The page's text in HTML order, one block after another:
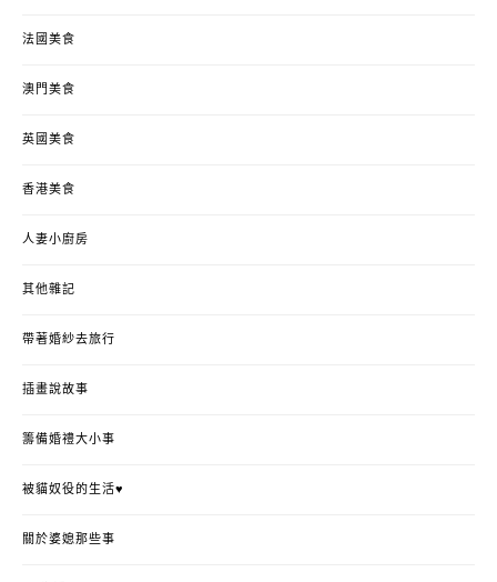
法國美食
澳門美食
英國美食
香港美食
人妻小廚房
其他雜記
帶著婚紗去旅行
插畫說故事
籌備婚禮大小事
被貓奴役的生活♥
關於婆媳那些事